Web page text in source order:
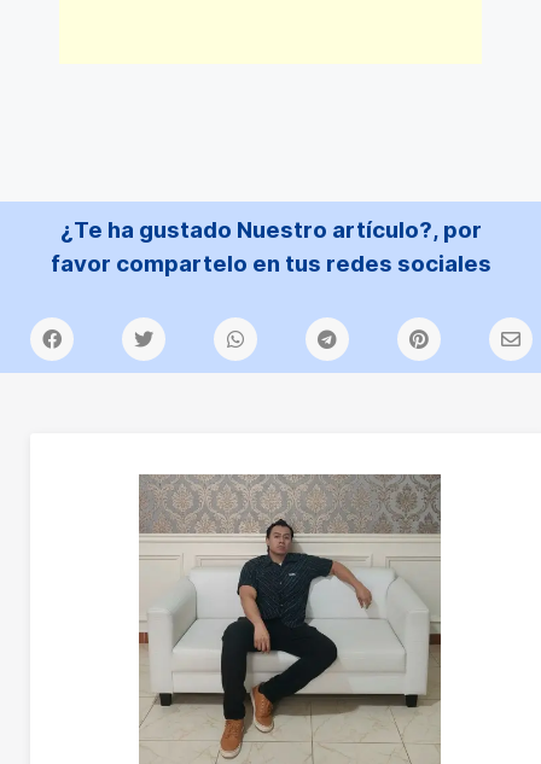
¿Te ha gustado Nuestro artículo?, por
favor compartelo en tus redes sociales